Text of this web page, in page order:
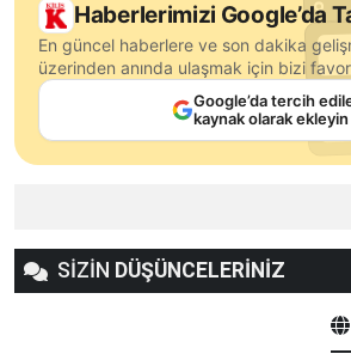
Haberlerimizi Google’da
En güncel haberlere ve son dakika
üzerinden anında ulaşmak için bizi
Google’da tercih
kaynak olarak ekleyin
SİZİN DÜŞÜNCELERİNİZ